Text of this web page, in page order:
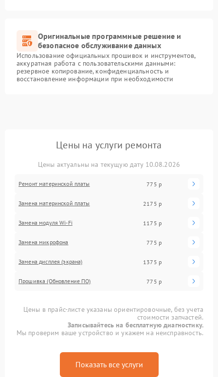
Оригинальные программные решение и
безопасное обслуживание данных
Использование официальных прошивок и инструментов,
аккуратная работа с пользовательскими данными:
резервное копирование, конфиденциальность и
восстановление информации при необходимости
Цены на услуги ремонта
Цены актуальны на текущую дату 10.08.2026
Ремонт материнской платы 775 р
Замена материнской платы 2175 р
Замена модуля Wi-Fi 1175 р
Замена микрофона 775 р
Замена дисплея (экрана) 1375 р
Прошивка (Обновление ПО) 775 р
Цены в прайс-листе указаны ориентировочные, без учета
стоимости запчастей.
Записывайтесь на бесплатную диагностику.
Мы проверим ваше устройство и укажем на неисправность.
Показать все услуги